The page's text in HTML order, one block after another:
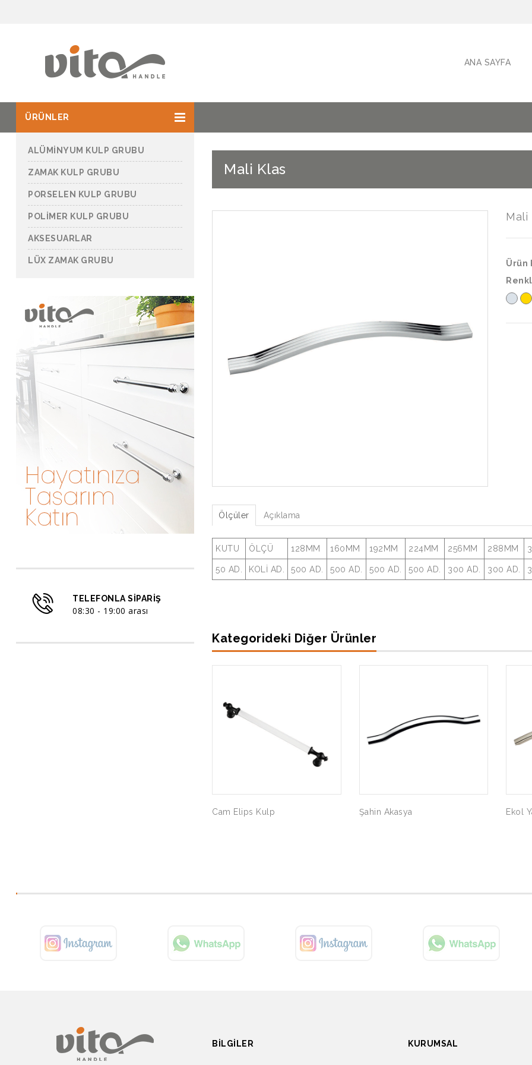
ANA SAYFA
ÜRÜNLER
ALÜMİNYUM KULP GRUBU
ZAMAK KULP GRUBU
PORSELEN KULP GRUBU
POLİMER KULP GRUBU
AKSESUARLAR
LÜX ZAMAK GRUBU
TELEFONLA SIPARIŞ
08:30 - 19:00 arası
Mali Klas
Mali
Ürün
Ölçüler Açıklama
KUTU ÖLÇÜ 128MM 160MM 192MM 224MM 256MM 288MM
50 AD. KOLİ AD. 500 AD. 500 AD. 500 AD. 500 AD. 300 AD. 300 AD.
Kategorideki Diğer Ürünler
Cam Elips Kulp Şahin Akasya Ekol
BILGILER KURUMSAL